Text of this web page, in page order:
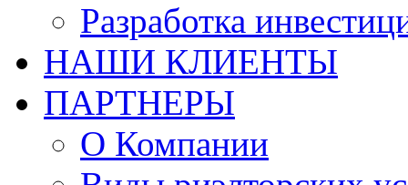
Разработка
НАШИ КЛИЕНТЫ
ПАРТНЕРЫ
О Компании